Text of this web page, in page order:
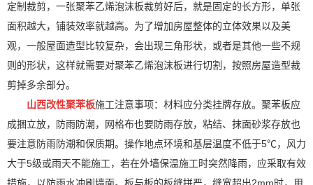
定制裁剪，一张聚苯乙烯泡沫板裁剪好后，就是固定的长方形，单张
面积越大，铺装效率就越高。为了增加房屋整体的立体效果以及美
观，一般屋面造型比较复杂，会出现三角形状，或者是其他一些不规
则的形状，这样就需要对聚苯乙烯泡沫板进行切割，按照房屋造型裁
剪掉多余部分。
山西改性聚苯板施工注意事项：材料应分类挂牌存放。聚苯板应
成捆立放，防雨防潮，网格布也要防雨存放，粘结、抹面砂浆存放也
要注意防雨防潮和保质期。操作地点环境和基层温度不低于5℃，风力
大于5级或雨天不能施工，若在外墙保温施工时突然降雨，应采取有效